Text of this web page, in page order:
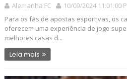
Alemanha FC
10/09/2024 11:01:00
Para os fãs de apostas esportivas, os
oferecem uma experiência de jogo
melhores casas d...
Leia mais